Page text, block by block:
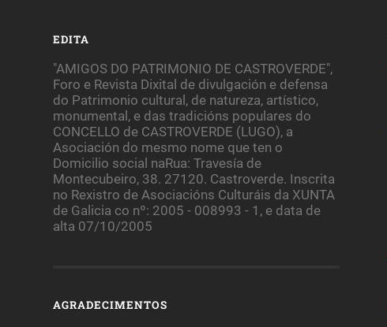
EDITA
"AMIGOS DO PATRIMONIO DE CASTROVERDE",
Foro e Revista Dixital de divulgación e defensa
do Patrimonio cultural, de natureza, artístico,
monumental, e das tradicións populares do
CONCELLO de CASTROVERDE (LUGO), a
Asociación do mesmo nome que ten o
Domicilio social naRua: Travesía de
Montecubeiro, 38. 27120. Castroverde. Inscrita
no Rexistro de Asociacións Culturáis da XUNTA
de Galicia co nº: 2005 - 008993 - 1, e data de
alta 07/10/2005
AGRADECIMENTOS